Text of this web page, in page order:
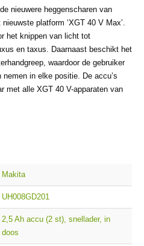
nieuwere heggenscharen van
platform ‘XGT 40 V Max’.
het knippen van licht tot
en taxus. Daarnaast beschikt het
waardoor de gebruiker
in elke positie. De accu’s
met alle XGT 40 V-apparaten van
Makita
UH008GD201
2,5 Ah accu (2 st), snellader, in
doos